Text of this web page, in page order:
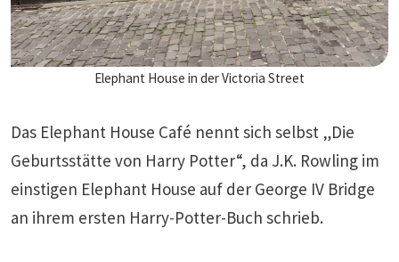
Elephant House in der Victoria Street
Das Elephant House Café nennt sich selbst „Die
Geburtsstätte von Harry Potter“, da J.K. Rowling im
einstigen Elephant House auf der George IV Bridge
an ihrem ersten Harry-Potter-Buch schrieb.